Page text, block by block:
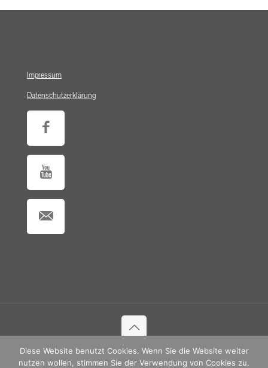
Impressum
Datenschutzerklärung
© 2018 ASV Rott am Inn e.V.
Diese Website benutzt Cookies. Wenn Sie die Website weiter
nutzen wollen, stimmen Sie der Verwendung von Cookies zu.